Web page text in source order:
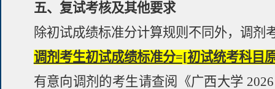
五、复试考核及其他要求
除初试成绩标准分计算规则不同外，调
调剂考生初试成绩标准分=[初试统考科目
有意向调剂的考生请查阅
《广西大学